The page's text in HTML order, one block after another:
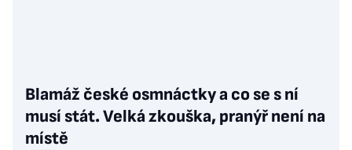
Blamáž české osmnáctky a co se s ní
musí stát. Velká zkouška, pranýř není na
místě